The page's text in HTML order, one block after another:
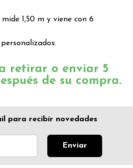
1,50 m y viene con 6
retirar o enviar 5
de su compra.
para recibir novedades
Enviar